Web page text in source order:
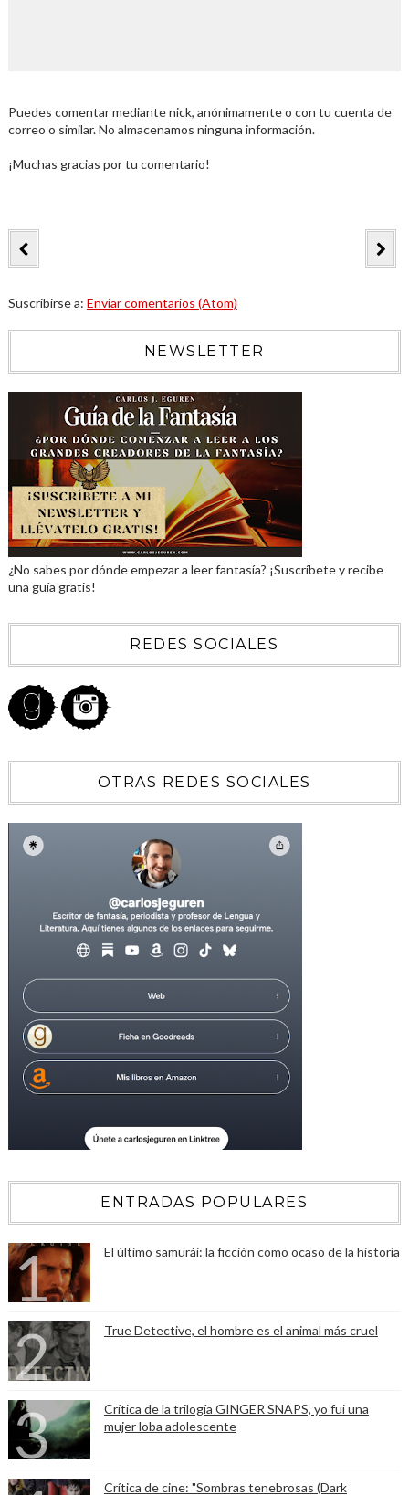
Puedes comentar mediante nick, anónimamente o con tu cuenta de
correo o similar. No almacenamos ninguna información.
¡Muchas gracias por tu comentario!
Suscribirse a: Enviar comentarios (Atom)
NEWSLETTER
¿No sabes por dónde empezar a leer fantasía? ¡Suscríbete y recibe
una guía gratis!
REDES SOCIALES
OTRAS REDES SOCIALES
ENTRADAS POPULARES
El último samurái: la ficción como ocaso de la historia
True Detective, el hombre es el animal más cruel
Crítica de la trilogía GINGER SNAPS, yo fui una
mujer loba adolescente
Crítica de cine: "Sombras tenebrosas (Dark